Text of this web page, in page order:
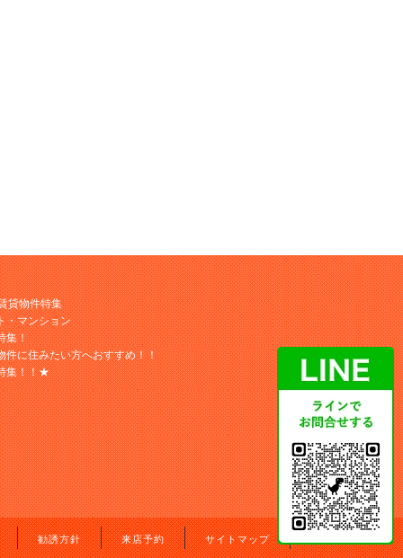
貸物件特集
・マンション
集！
件に住みたい方へおすすめ！！
集！！★
勧誘方針 来店予約 サイトマップ